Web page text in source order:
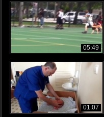
05:49
01:07